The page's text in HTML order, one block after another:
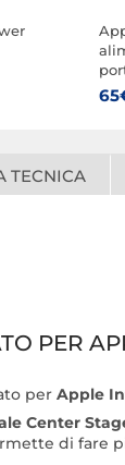
TECNICA
PER
per Apple
Center
di fare